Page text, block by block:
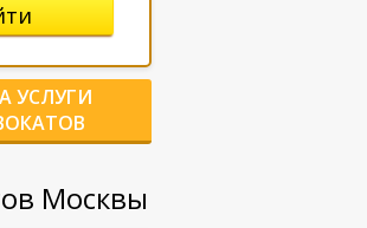
УСЛУГИ
Москвы